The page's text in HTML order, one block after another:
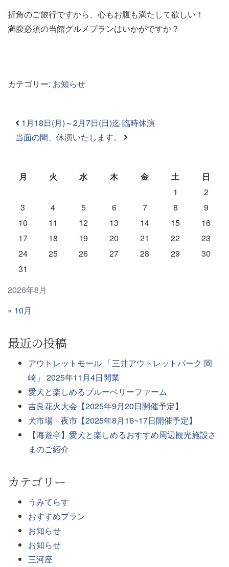
折角のご旅行ですから、心もお腹も満たして欲しい！
満腹必須の当館グルメプランはいかがですか？
カテゴリー: お知らせ
投稿ナビゲーション
1月18日(月)～2月7日(日)迄 臨時休演
当面の間、休演いたします。
2026年8月
月 火 水 木 金 土
日
1
2
3
4 5 6 7 8
9
10
11 12 13 14 15
16
17
18 19 20 21 22
23
24
25 26 27 28 29
30
31
« 10月
最近の投稿
アウトレットモール 「三井アウトレットパーク 岡
崎」 2025年11月4日開業
愛犬と楽しめるブルーベリーファーム
吉良花火大会【2025年9月20日開催予定】
犬市場 夜市【2025年8月16~17日開催予定】
【海遊亭】愛犬と楽しめるおすすめ周辺観光施設さ
まのご紹介
カテゴリー
うみてらす
おすすめプラン
お知らせ
お知らせ
三河座